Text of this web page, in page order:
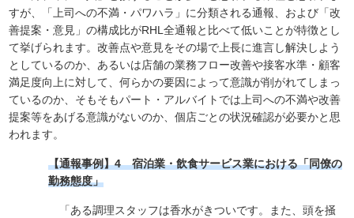
すが、「上司への不満・パワハラ」に分類される通報、および「改
善提案・意見」の構成比がRHL全通報と比べて低いことが特徴とし
て挙げられます。改善点や意見をその場で上長に進言し解決しよう
としているのか、あるいは店舗の業務フロー改善や接客水準・顧客
満足度向上に対して、何らかの要因によって意識が削がれてしまっ
ているのか、そもそもパート・アルバイトでは上司への不満や改善
提案等をあげる意識がないのか、個店ごとの状況確認が必要かと思
われます。
【通報事例】4 宿泊業・飲食サービス業における「同僚の
勤務態度」
「ある調理スタッフは香水がきついです。また、頭を掻